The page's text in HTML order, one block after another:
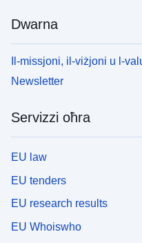
Dwarna
Il-missjoni, il-viżjoni u l-
Newsletter
Servizzi oħra
EU law
EU tenders
EU research results
EU Whoiswho